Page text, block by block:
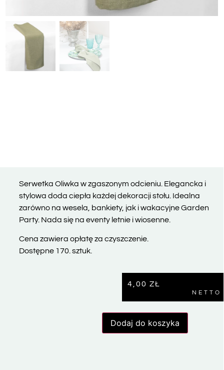
Serwetka Oliwka w zgaszonym odcieniu. Elegancka i
stylowa doda ciepła każdej dekoracji stołu. Idealna
zarówno na wesela, bankiety, jak i wakacyjne Garden
Party. Nada się na eventy letnie i wiosenne.
Cena zawiera opłatę za czyszczenie.
Dostępne 170. sztuk.
4,00 ZŁ
NETTO
Dodaj do koszyka